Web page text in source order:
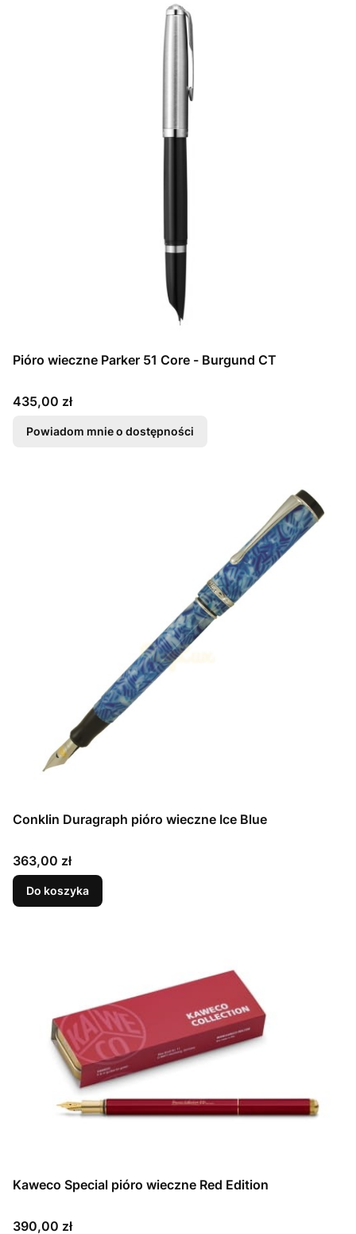
Pióro wieczne Parker 51 Core - Burgund CT
Cena
435,00 zł
Powiadom mnie o dostępności
Conklin Duragraph pióro wieczne Ice Blue
Cena
363,00 zł
Do koszyka
Kaweco Special pióro wieczne Red Edition
Cena
390,00 zł